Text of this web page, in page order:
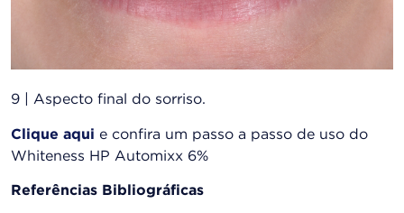
9 | Aspecto final do sorriso.
Clique aqui e confira um passo a passo de uso do
Whiteness HP Automixx 6%
Referências Bibliográficas